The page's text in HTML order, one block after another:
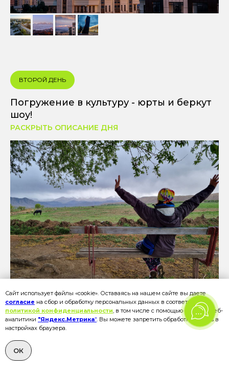
ВТОРОЙ ДЕНЬ
Погружение в культуру - юрты и беркут
шоу!
РАСКРЫТЬ ОПИСАНИЕ ДНЯ
Сайт использует файлы «cookie». Оставаясь на нашем сайте вы даете
согласие на сбор и обработку персональных данных в соответствии с
политикой конфиденциальности, в том числе с помощью сервиса веб-
аналитики "Яндекс.Метрика". Вы можете запретить обработку cookies в
настройках браузера.
ОК